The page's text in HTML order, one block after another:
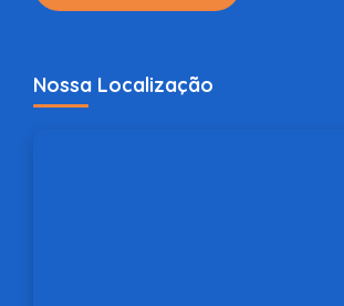
Nossa Localização